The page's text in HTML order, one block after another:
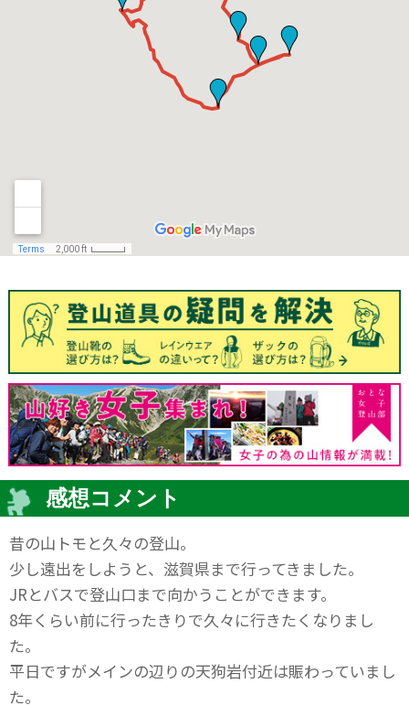
感想コメント
昔の山トモと久々の登山。
少し遠出をしようと、滋賀県まで行ってきました。
JRとバスで登山口まで向かうことができます。
8年くらい前に行ったきりで久々に行きたくなりまし
た。
平日ですがメインの辺りの天狗岩付近は賑わっていまし
た。